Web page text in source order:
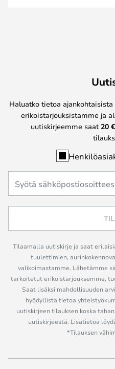
Haluatko tietoa
erikoistarjouksistamme ja
uutiskirjeemme saat 20
Tilaamalla uutiskirje ja saat
tuulettimien,
valikoimastamme. Lähetämme
tarkoitetut erikoistarjouksemme,
Saat lisäksi mahdollisuuden
hyödyllistä tietoa
uutiskirjeen tilauksen koska
uutiskirjeestä. Lisätietoa
*Tilauksen